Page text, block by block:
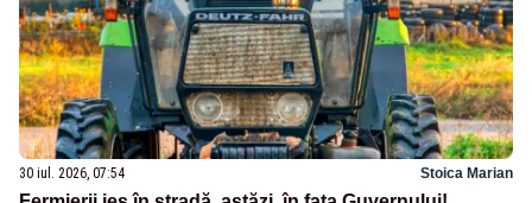
30 iul. 2026, 07:54 Stoica Marian